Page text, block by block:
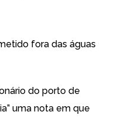
fora das águas
do porto de
uma nota em que